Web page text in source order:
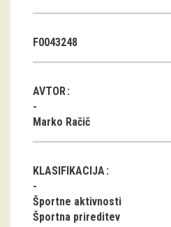
education
Etnolog
Books
DVD-s
projects
F0043248
AVTOR
Marko Račič
KLASIFIKACIJA
Športne aktivnosti
Športna prireditev